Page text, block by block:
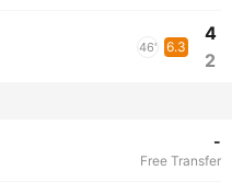
46' 6.3
4
2
-
Free Transfer